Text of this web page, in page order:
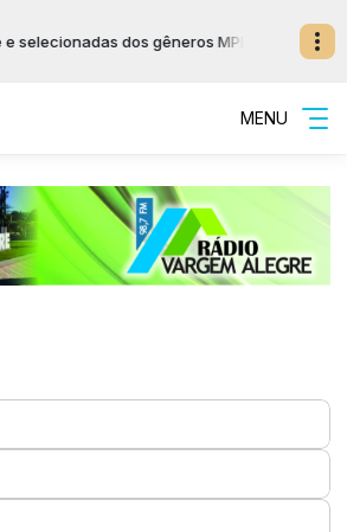
dos gêneros MPB, Jovem
MENU